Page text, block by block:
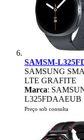
SAMSM-
SAMSUNG
LTE GRAFITE
Marca:
L325FDAAEUB
Preço sob consulta